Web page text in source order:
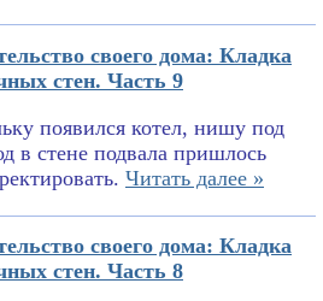
своего дома: Кладка
стен. Часть 9
появился котел, нишу под
в стене подвала пришлось
Читать далее »
своего дома: Кладка
стен. Часть 8